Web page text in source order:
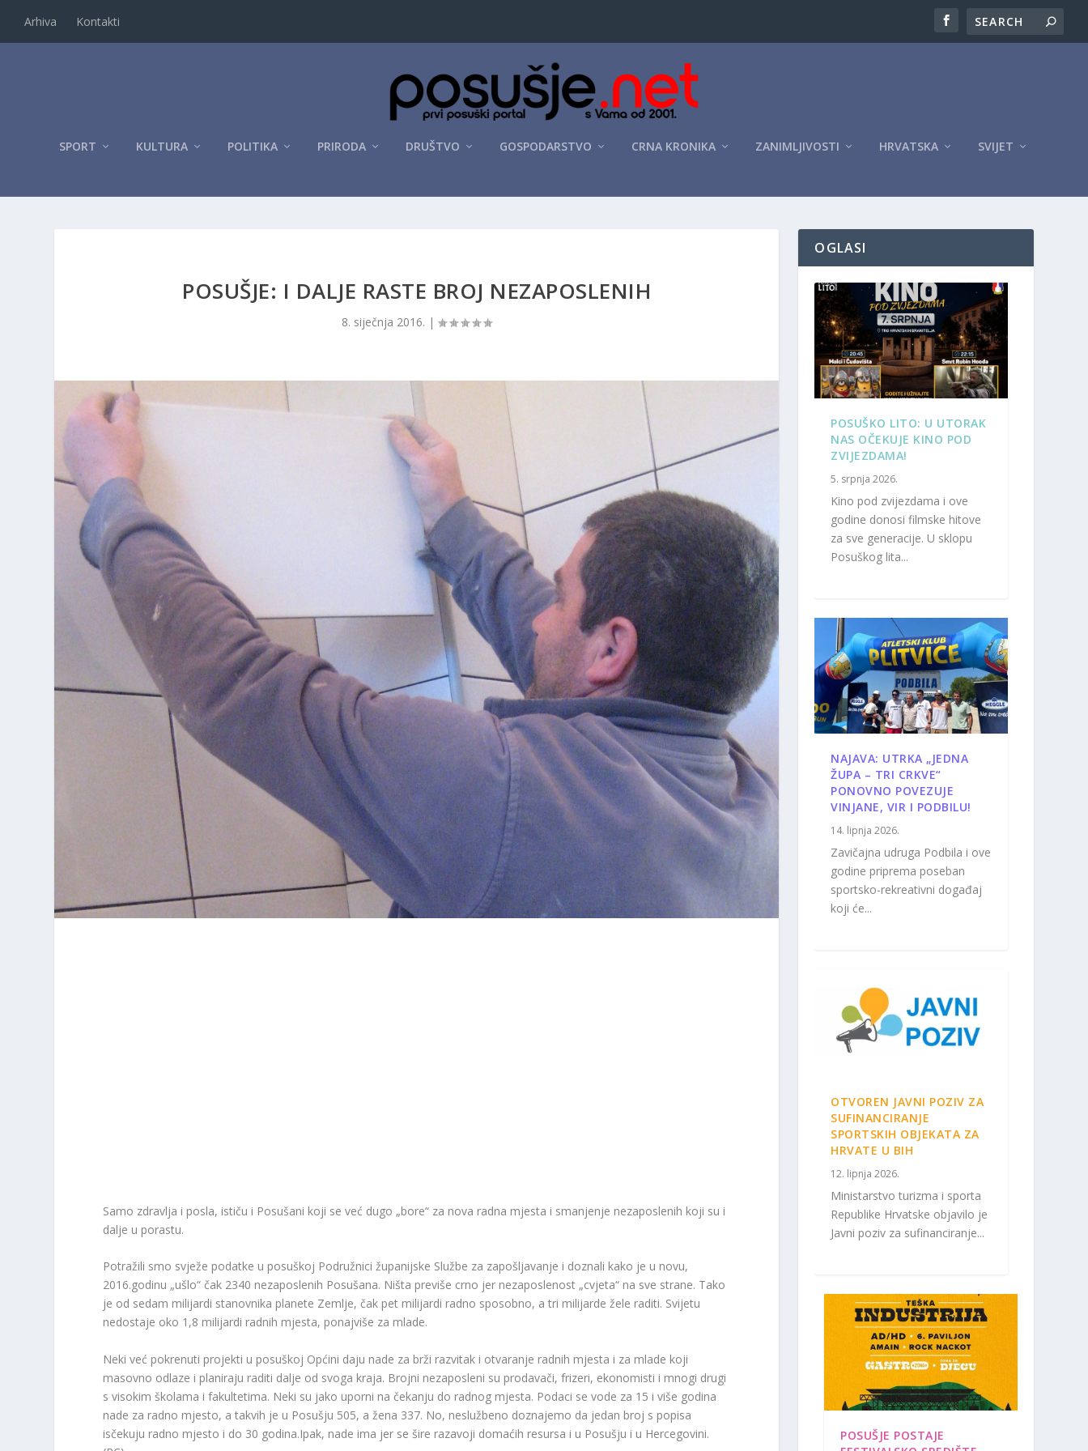
Arhiva Kontakti
SPORT KULTURA POLITIKA PRIRODA DRUŠTVO GOSPODARSTVO CRNA KRONIKA ZANIMLJIVOSTI HRVATSKA SVIJET
POSUŠJE: I DALJE RASTE BROJ NEZAPOSLENIH
8. siječnja 2016. |
Samo zdravlja i posla, ističu i Posušani koji se već dugo „bore“ za nova radna mjesta i smanjenje nezaposlenih koji su i
dalje u porastu.
Potražili smo svježe podatke u posuškoj Podružnici županijske Službe za zapošljavanje i doznali kako je u novu,
2016.godinu „ušlo“ čak 2340 nezaposlenih Posušana. Ništa previše crno jer nezaposlenost „cvjeta“ na sve strane. Tako
je od sedam milijardi stanovnika planete Zemlje, čak pet milijardi radno sposobno, a tri milijarde žele raditi. Svijetu
nedostaje oko 1,8 milijardi radnih mjesta, ponajviše za mlade.
Neki već pokrenuti projekti u posuškoj Općini daju nade za brži razvitak i otvaranje radnih mjesta i za mlade koji
masovno odlaze i planiraju raditi dalje od svoga kraja. Brojni nezaposleni su prodavači, frizeri, ekonomisti i mnogi drugi
s visokim školama i fakultetima. Neki su jako uporni na čekanju do radnog mjesta. Podaci se vode za 15 i više godina
nade za radno mjesto, a takvih je u Posušju 505, a žena 337. No, neslužbeno doznajemo da jedan broj s popisa
isčekuju radno mjesto i do 30 godina.Ipak, nade ima jer se šire razavoji domaćih resursa i u Posušju i u Hercegovini.
OGLASI
POSUŠKO LITO: U UTORAK
NAS OČEKUJE KINO POD
ZVIJEZDAMA!
5. srpnja 2026.
Kino pod zvijezdama i ove
godine donosi filmske hitove
za sve generacije. U sklopu
Posuškog lita...
NAJAVA: UTRKA „JEDNA
ŽUPA – TRI CRKVE“
PONOVNO POVEZUJE
VINJANE, VIR I PODBILU!
14. lipnja 2026.
Zavičajna udruga Podbila i ove
godine priprema poseban
sportsko-rekreativni događaj
koji će...
OTVOREN JAVNI POZIV ZA
SUFINANCIRANJE
SPORTSKIH OBJEKATA ZA
HRVATE U BIH
12. lipnja 2026.
Ministarstvo turizma i sporta
Republike Hrvatske objavilo je
Javni poziv za sufinanciranje...
POSUŠJE POSTAJE